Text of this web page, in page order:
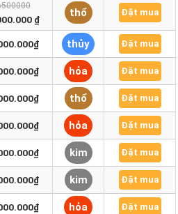
₫
thổ Đặt mua
thủy Đặt mua
hỏa Đặt mua
thổ Đặt mua
hỏa Đặt mua
kim Đặt mua
kim Đặt mua
hỏa Đặt mua